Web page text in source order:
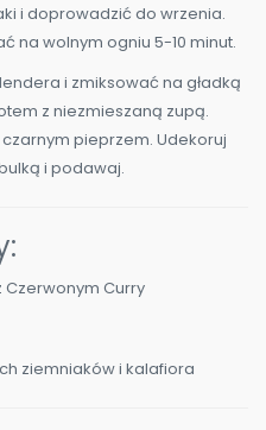
i doprowadzić do wrzenia.
na wolnym ogniu 5-10 minut.
i zmiksować na gładką
z niezmieszaną zupą.
pieprzem. Udekoruj
i podawaj.
Curry
ziemniaków i kalafiora